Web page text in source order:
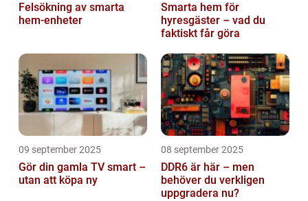
Felsökning av smarta
hem-enheter
Smarta hem för
hyresgäster – vad du
faktiskt får göra
09 september 2025
Gör din gamla TV smart –
utan att köpa ny
08 september 2025
DDR6 är här – men
behöver du verkligen
uppgradera nu?